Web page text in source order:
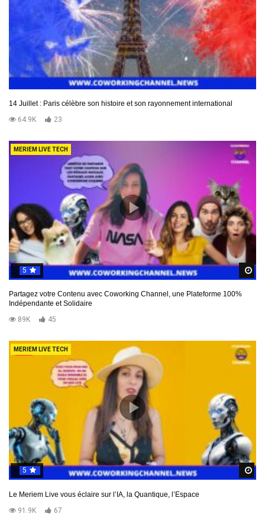
14 Juillet : Paris célèbre son histoire et son rayonnement international
64.9K
23
MERIEM LIVE TECH
5
Partagez votre Contenu avec Coworking Channel, une Plateforme 100%
Indépendante et Solidaire
89K
45
MERIEM LIVE TECH
5
Le Meriem Live vous éclaire sur l’IA, la Quantique, l’Espace
91.9K
67